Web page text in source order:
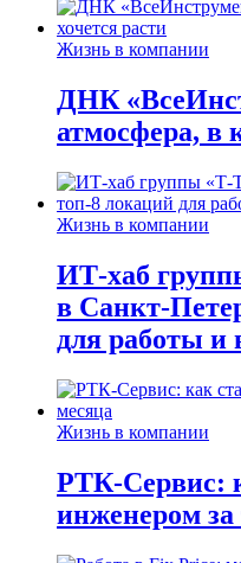
Жизнь в компании
ДНК
атмосфера, в
Жизнь в компании
ИТ-хаб
в Санкт-
для работы и
Жизнь в компании
РТК-Сервис:
инженером за